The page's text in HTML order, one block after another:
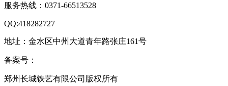
服务热线：0371-66513528
QQ:418282727
地址：金水区中州大道青年路张庄161号
备案号：
郑州长城铁艺有限公司版权所有